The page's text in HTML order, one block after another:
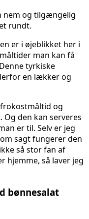
nem og tilgængelig
rundt.
er i øjeblikket her i
man kan få
tyrkiske
en lækker og
og
den kan serveres
er til. Selv er jeg
sagt fungerer den
så stor fan af
hjemme, så laver jeg
bønnesalat